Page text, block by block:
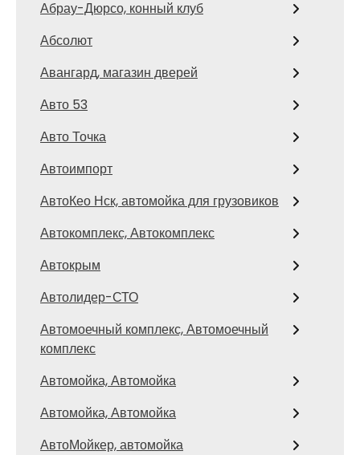
Абрау-Дюрсо, конный клуб
Абсолют
Авангард, магазин дверей
Авто 53
Авто Точка
Автоимпорт
АвтоКео Нск, автомойка для грузовиков
Автокомплекс, Автокомплекс
Автокрым
Автолидер-СТО
Автомоечный комплекс, Автомоечный
комплекс
Автомойка, Автомойка
Автомойка, Автомойка
АвтоМойкер, автомойка